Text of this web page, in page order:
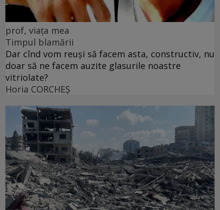
prof, viața mea
Timpul blamării
Dar cînd vom reuși să facem asta, constructiv, nu
doar să ne facem auzite glasurile noastre
vitriolate?
Horia CORCHEŞ